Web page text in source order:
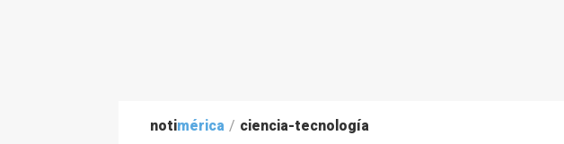
notimérica / ciencia-tecnología